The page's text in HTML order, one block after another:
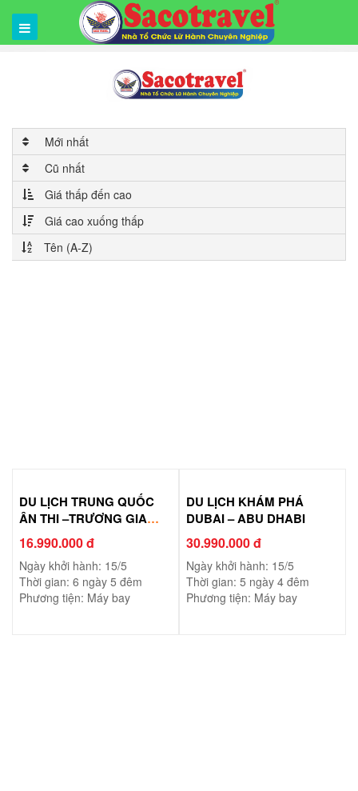
Mới nhất
Cũ nhất
Giá thấp đến cao
Giá cao xuống thấp
Tên (A-Z)
DU LỊCH TRUNG QUỐC
ÂN THI –TRƯƠNG GIA
GIỚI – PHƯỢNG HOÀNG
CỔ TRẤN
16.990.000 đ
Ngày khởi hành: 15/5
Thời gian: 6 ngày 5 đêm
Phương tiện: Máy bay
DU LỊCH KHÁM PHÁ
DUBAI – ABU DHABI
30.990.000 đ
Ngày khởi hành: 15/5
Thời gian: 5 ngày 4 đêm
Phương tiện: Máy bay